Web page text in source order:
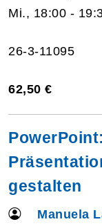
Mi., 18:00 -
26-3-11095
62,50 €
gestalten
Manuela